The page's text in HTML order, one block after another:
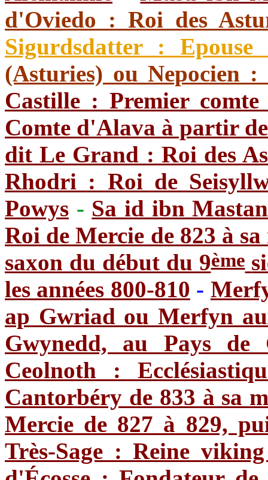
d'Oviedo : Roi des
Sigurdsdatter :
(Asturies) ou Nepocien :
Castille : Premier
Comte d'Alava à partir
dit Le Grand : Roi des
Rhodri : Roi de
Powys - Sa id ibn
Roi de Mercie de 823 à
saxon du début du 9ème
les années 800-810 -
ap Gwriad ou Merfyn
Gwynedd, au Pays de
Ceolnoth :
Cantorbéry de 833 à sa
Mercie de 827 à 829,
Très-Sage : Reine